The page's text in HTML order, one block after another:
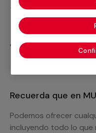
Mano de obra
¿Qué no incluye?
Materiales
Recuerda que en
Podemos ofrecer
incluyendo todo lo que